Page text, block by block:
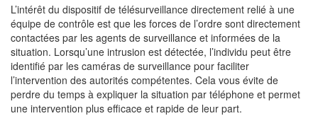
L’intérêt du dispositif de télésurveillance directement relié à une
équipe de contrôle est que les forces de l’ordre sont directement
contactées par les agents de surveillance et informées de la
situation. Lorsqu’une intrusion est détectée, l’individu peut être
identifié par les caméras de surveillance pour faciliter
l’intervention des autorités compétentes. Cela vous évite de
perdre du temps à expliquer la situation par téléphone et permet
une intervention plus efficace et rapide de leur part.